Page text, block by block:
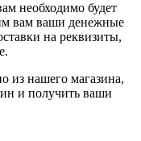
необходимо будет
вам ваши денежные
на реквизиты,
из нашего магазина,
и получить ваши